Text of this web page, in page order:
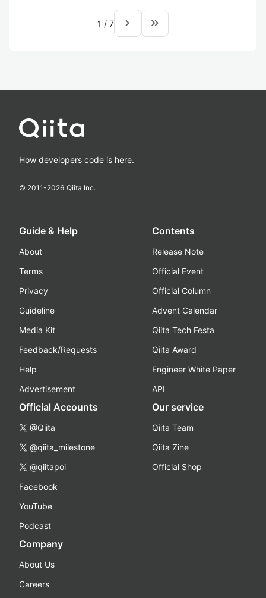
1 / 7 navigate_next keyboard_double_arrow_right
How developers code is here.
© 2011-2026 Qiita Inc.
Guide & Help
About
Terms
Privacy
Guideline
Media Kit
Feedback/Requests
Help
Advertisement
Contents
Release Note
Official Event
Official Column
Advent Calendar
Qiita Tech Festa
Qiita Award
Engineer White Paper
API
Official Accounts
@Qiita
@qiita_milestone
@qiitapoi
Facebook
YouTube
Podcast
Our service
Qiita Team
Qiita Zine
Official Shop
Company
About Us
Careers